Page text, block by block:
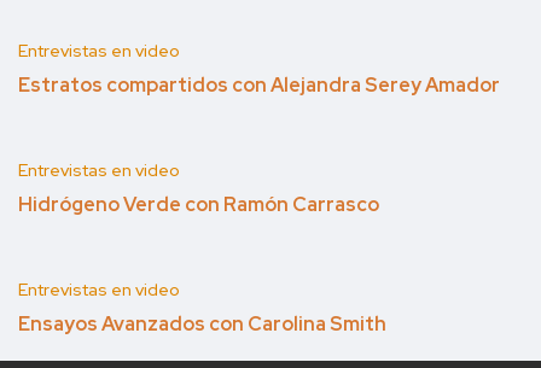
Entrevistas en video
Estratos compartidos con Alejandra Serey Amador
Entrevistas en video
Hidrógeno Verde con Ramón Carrasco
Entrevistas en video
Ensayos Avanzados con Carolina Smith